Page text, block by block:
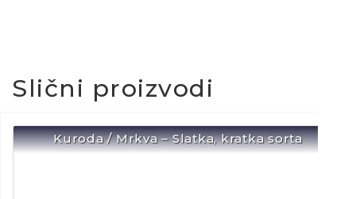
Slični proizvodi
Kuroda / Mrkva – Slatka, kratka sorta